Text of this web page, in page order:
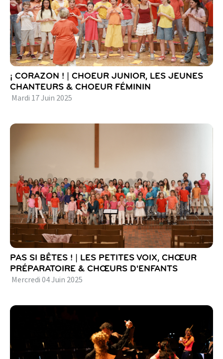
¡ CORAZON ! | CHOEUR JUNIOR, LES JEUNES
CHANTEURS & CHOEUR FÉMININ
Mardi 17Juin 2025
PAS SI BÊTES ! | LES PETITES VOIX, CHŒUR
PRÉPARATOIRE & CHŒURS D'ENFANTS
Mercredi 04Juin 2025